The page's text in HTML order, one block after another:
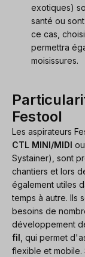
exotiques)
santé ou
ce cas,
permettra
moisissures.
Festool
Les aspirateurs
CTL MINI/MIDI
Systainer), sont
chantiers et lors
également utiles
temps à autre. Ils
besoins de
développement
fil , qui permet
flexible et